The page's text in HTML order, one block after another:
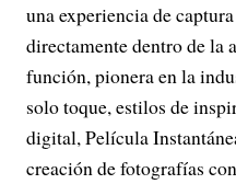
una experiencia de
directamente dentro de la
función, pionera en la
solo toque, estilos de
digital, Película
creación de fotografías